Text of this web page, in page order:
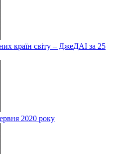
країн світу – ДжеДАІ за 25
2020 року